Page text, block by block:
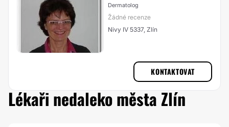
Dermatolog
Žádné recenze
Nivy IV 5337, Zlín
KONTAKTOVAT
Lékaři nedaleko města Zlín